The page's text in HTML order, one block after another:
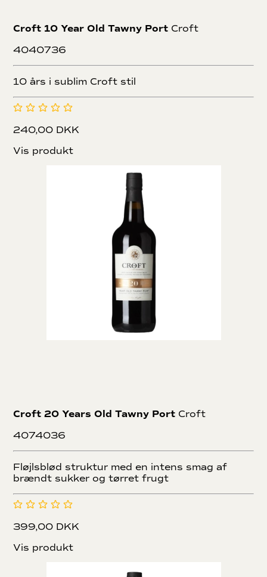
Croft 10 Year Old Tawny Port Croft
4040736
10 års i sublim Croft stil
240,00 DKK
Vis produkt
Croft 20 Years Old Tawny Port Croft
4074036
Fløjlsblød struktur med en intens smag af
brændt sukker og tørret frugt
399,00 DKK
Vis produkt